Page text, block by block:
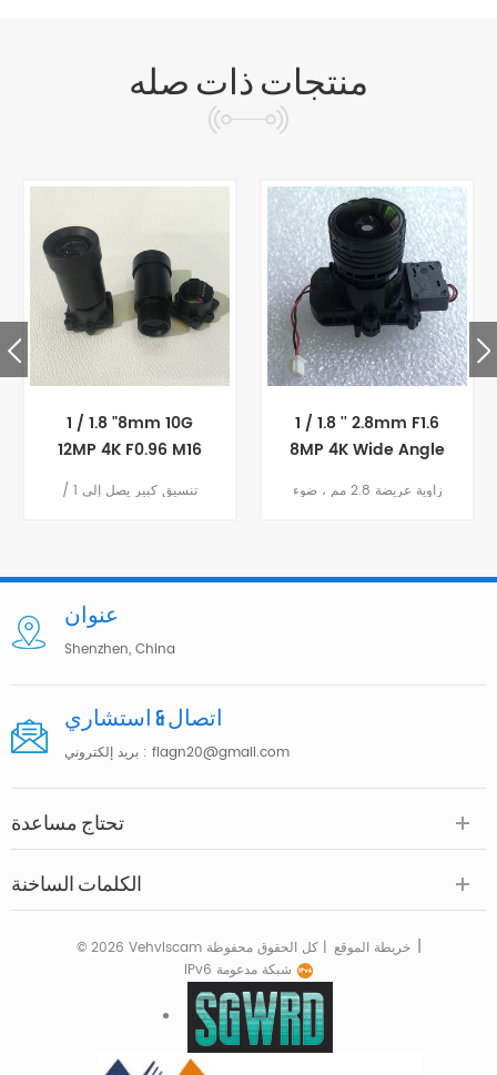
منتجات ذات صله
1 / 1.8 "8mm 10G
12MP 4K F0.96 M16
عدسات كاميرات الرؤية
الليلية
تنسيق كبير يصل إلى 1 /
إلى 12 ميجابكسل
1 / 1.8 '' 2.8mm F1.6
8MP 4K Wide Angle
زاوية عريضة 2.8 مم ، ضوء
عنوان
Shenzhen, China
اتصال & استشاري
بريد إلكتروني : flagn20@gmail.com
تحتاج مساعدة
الكلمات الساخنة
© 2026 Vehviscam كل الحقوق محفوظة | خريطة الموقع |
IPv6 شبكة مدعومة